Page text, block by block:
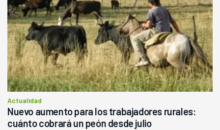
Actualidad
Nuevo aumento para los trabajadores rurales:
cuánto cobrará un peón desde julio